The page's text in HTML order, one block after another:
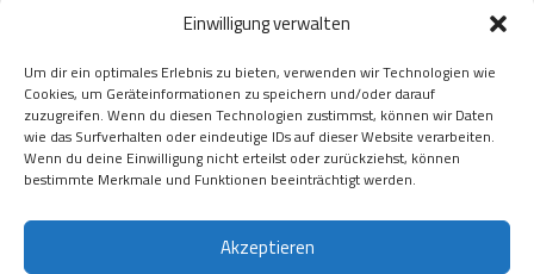
Einwilligung verwalten
Um dir ein optimales Erlebnis zu bieten, verwenden wir Technologien wie
Cookies, um Geräteinformationen zu speichern und/oder darauf
zuzugreifen. Wenn du diesen Technologien zustimmst, können wir Daten
wie das Surfverhalten oder eindeutige IDs auf dieser Website verarbeiten.
Wenn du deine Einwilligung nicht erteilst oder zurückziehst, können
bestimmte Merkmale und Funktionen beeinträchtigt werden.
Akzeptieren
Kauf auf Rechung
Klarna
American Express